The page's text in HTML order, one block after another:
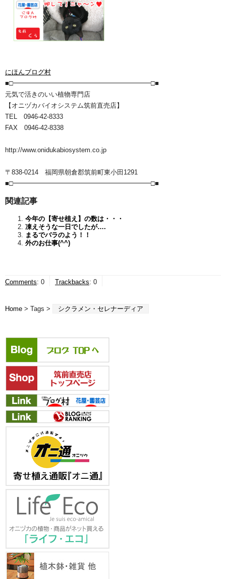
にほんブログ村
■□━━━━━━━━━━━━━━━━━━━━━□■
元気で活きのいい植物専門店
【オニヅカバイオシステム筑前直売店】
TEL 0946-42-8333
FAX 0946-42-8338
http://www.onidukabiosystem.co.jp
〒838-0214 福岡県朝倉郡筑前町東小田1291
■□━━━━━━━━━━━━━━━━━━━━━□■
関連記事
今年の【寄せ植え】の数は・・・
凍えそうな一日でしたが….
まるでバラのよう！！
外のお仕事(^^)
Comments: 0 Trackbacks: 0
Home > Tags > シクラメン・セレナーディア